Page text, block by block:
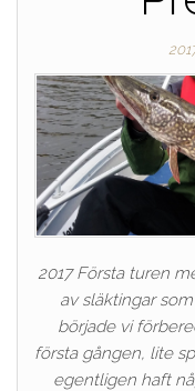
2017 Första turen
av släktingar
började vi
första gången, lite
egentligen haft